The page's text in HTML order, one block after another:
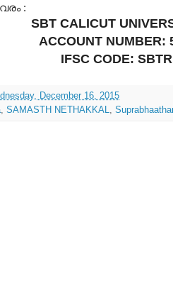
:
SBT CALICUT
ACCOUNT NUMBER:
IFSC CODE:
December 16, 2015
, SAMASTH NETHAKKAL,